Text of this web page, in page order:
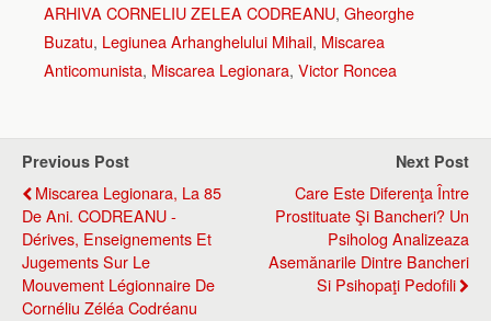
ARHIVA CORNELIU ZELEA CODREANU, Gheorghe
Buzatu, Legiunea Arhanghelului Mihail, Miscarea
Anticomunista, Miscarea Legionara, Victor Roncea
Previous Post
Miscarea Legionara, La 85
De Ani. CODREANU -
Dérives, Enseignements Et
Jugements Sur Le
Mouvement Légionnaire De
Cornéliu Zéléa Codréanu
Next Post
Care Este Diferenţa Între
Prostituate Şi Bancheri? Un
Psiholog Analizeaza
Asemănarile Dintre Bancheri
Si Psihopaţi Pedofili